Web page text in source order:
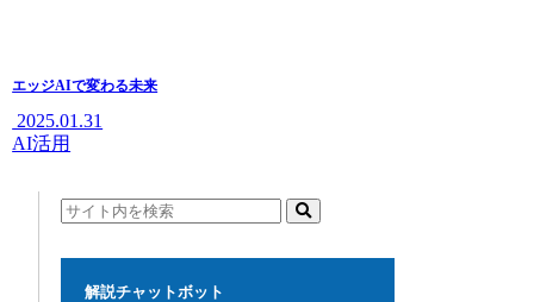
エッジAIで変わる未来
2025.01.31
AI活用
解説チャットボット